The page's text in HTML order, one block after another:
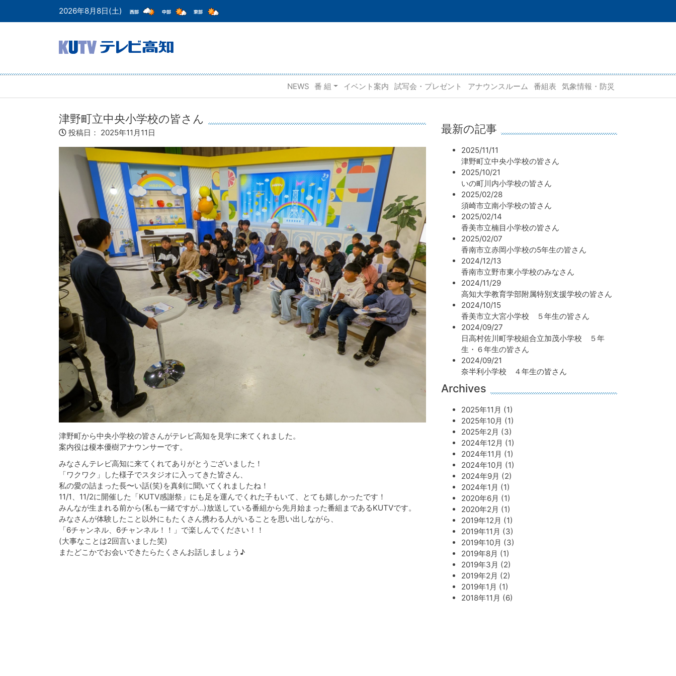
2026年8月8日(土)
NEWS 番 組 イベント案内 試写会・プレゼント アナウンスルーム 番組表 気象情報・防災
津野町立中央小学校の皆さん
投稿日： 2025年11月11日
津野町から中央小学校の皆さんがテレビ高知を見学に来てくれました。
案内役は榎本優樹アナウンサーです。
みなさんテレビ高知に来てくれてありがとうございました！
「ワクワク」した様子でスタジオに入ってきた皆さん、
私の愛の詰まった長〜い話(笑)を真剣に聞いてくれましたね！
11/1、11/2に開催した「KUTV感謝祭」にも足を運んでくれた子もいて、とても嬉しかったです！
みんなが生まれる前から(私も一緒ですが…)放送している番組から先月始まった番組まであるKUTVです。
みなさんが体験したこと以外にもたくさん携わる人がいることを思い出しながら、
「6チャンネル、6チャンネル！！」で楽しんでください！！
(大事なことは2回言いました笑)
またどこかでお会いできたらたくさんお話しましょう♪
最新の記事
2025/11/11
津野町立中央小学校の皆さん
2025/10/21
いの町川内小学校の皆さん
2025/02/28
須崎市立南小学校の皆さん
2025/02/14
香美市立楠目小学校の皆さん
2025/02/07
香南市立赤岡小学校の5年生の皆さん
2024/12/13
香南市立野市東小学校のみなさん
2024/11/29
高知大学教育学部附属特別支援学校の皆さん
2024/10/15
香美市立大宮小学校 ５年生の皆さん
2024/09/27
日高村佐川町学校組合立加茂小学校 ５年
生・６年生の皆さん
2024/09/21
奈半利小学校 ４年生の皆さん
Archives
2025年11月 (1)
2025年10月 (1)
2025年2月 (3)
2024年12月 (1)
2024年11月 (1)
2024年10月 (1)
2024年9月 (2)
2024年1月 (1)
2020年6月 (1)
2020年2月 (1)
2019年12月 (1)
2019年11月 (3)
2019年10月 (3)
2019年8月 (1)
2019年3月 (2)
2019年2月 (2)
2019年1月 (1)
2018年11月 (6)